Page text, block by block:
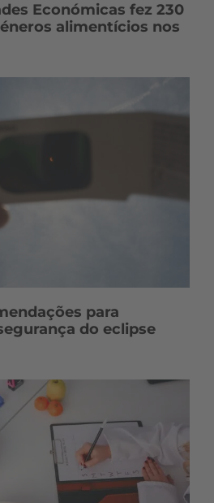
Económicas fez 230
alimentícios nos
para
do eclipse